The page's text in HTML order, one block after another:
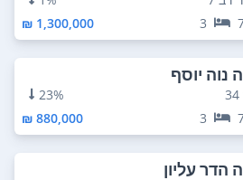
3
1,300,000 ₪
נוה יוסף
23%
3
880,000 ₪
הדר עליון